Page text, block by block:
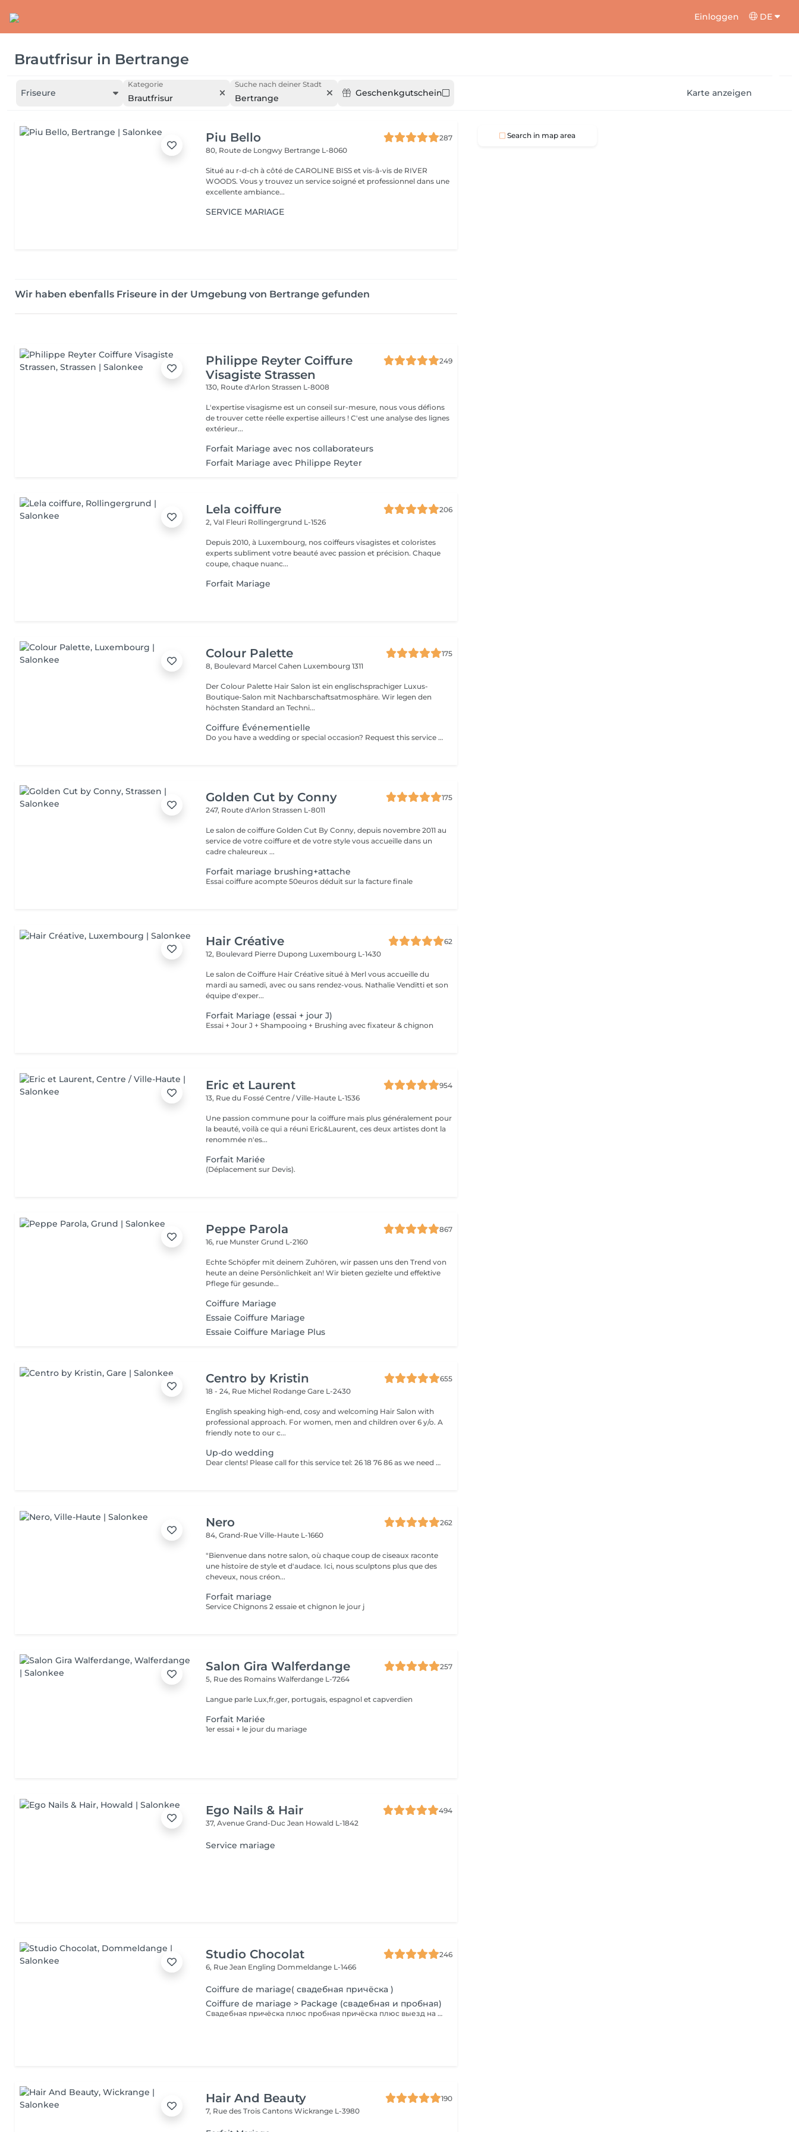
Einloggen DE
Brautfrisur in Bertrange
Friseure
Kategorie
Brautfrisur
Suche nach deiner Stadt
Bertrange Geschenkgutschein Karte anzeigen
Piu Bello
287
80, Route de Longwy Bertrange L-8060
Situé au r-d-ch à côté de CAROLINE BISS et vis-â-vis de RIVER
WOODS. Vous y trouvez un service soigné et professionnel dans une
excellente ambiance...
SERVICE MARIAGE
Wir haben ebenfalls Friseure in der Umgebung von Bertrange gefunden
Philippe Reyter Coiffure
Visagiste Strassen
249
130, Route d'ArlonStrassen L-8008
L'expertise visagisme est un conseil sur-mesure, nous vous défions
de trouver cette réelle expertise ailleurs ! C'est une analyse des lignes
extérieur...
Forfait Mariage avec nos collaborateurs
Forfait Mariage avec Philippe Reyter
Lela coiffure
206
2, Val Fleuri Rollingergrund L-1526
Depuis 2010, à Luxembourg, nos coiffeurs visagistes et coloristes
experts subliment votre beauté avec passion et précision. Chaque
coupe, chaque nuanc...
Forfait Mariage
Colour Palette
175
8, Boulevard Marcel Cahen Luxembourg 1311
Der Colour Palette Hair Salon ist ein englischsprachiger Luxus-
Boutique-Salon mit Nachbarschaftsatmosphäre. Wir legen den
höchsten Standard an Techni...
Coiffure Événementielle
Do you have a wedding or special occasion? Request this service by email and include photos of your current hair and desired look
Golden Cut by Conny
175
247, Route d'ArlonStrassen L-8011
Le salon de coiffure Golden Cut By Conny, depuis novembre 2011 au
service de votre coiffure et de votre style vous accueille dans un
cadre chaleureux ...
Forfait mariage brushing+attache
Essai coiffure acompte 50euros déduit sur la facture finale
Hair Créative
62
12, Boulevard Pierre Dupong Luxembourg L-1430
Le salon de Coiffure Hair Créative situé à Merl vous accueille du
mardi au samedi, avec ou sans rendez-vous. Nathalie Venditti et son
équipe d'exper...
Forfait Mariage (essai + jour J)
Essai + Jour J + Shampooing + Brushing avec fixateur & chignon
Eric et Laurent
954
13, Rue du FosséCentre / Ville-Haute L-1536
Une passion commune pour la coiffure mais plus généralement pour
la beauté, voilà ce qui a réuni Eric&Laurent, ces deux artistes dont la
renommée n'es...
Forfait Mariée
(Déplacement sur Devis).
Peppe Parola
867
16, rue MunsterGrund L-2160
Echte Schöpfer mit deinem Zuhören, wir passen uns den Trend von
heute an deine Persönlichkeit an! Wir bieten gezielte und effektive
Pflege für gesunde...
Coiffure Mariage
Essaie Coiffure Mariage
Essaie Coiffure Mariage Plus
Centro by Kristin
655
18 - 24, Rue Michel RodangeGare L-2430
English speaking high-end, cosy and welcoming Hair Salon with
professional approach. For women, men and children over 6 y/o. A
friendly note to our c...
Up-do wedding
Dear clents! Please call for this service tel: 26 18 76 86 as we need to book a trial styling before the big day. Wash-blowout- pins-curls/straightincluded A test run is a must, at least a week before! (Included)
Nero
262
84, Grand-RueVille-Haute L-1660
"Bienvenue dans notre salon, où chaque coup de ciseaux raconte
une histoire de style et d'audace. Ici, nous sculptons plus que des
cheveux, nous créon...
Forfait mariage
Service Chignons 2 essaie et chignon le jour j
Salon Gira Walferdange
257
5, Rue des RomainsWalferdange L-7264
Langue parle Lux,fr,ger, portugais, espagnol et capverdien
Forfait Mariée
1er essai + le jour du mariage
Ego Nails & Hair
494
37, Avenue Grand-Duc Jean Howald L-1842
Service mariage
Studio Chocolat
246
6, Rue Jean Engling Dommeldange L-1466
Coiffure de mariage( свадебная причёска )
Coiffure de mariage > Package (свадебная и пробная)
Свадебная причёска плюс пробная причёска плюс выезд на дом. Паркинг оплачивается отдельно.
Hair And Beauty
190
7, Rue des Trois CantonsWickrange L-3980
Search in map area